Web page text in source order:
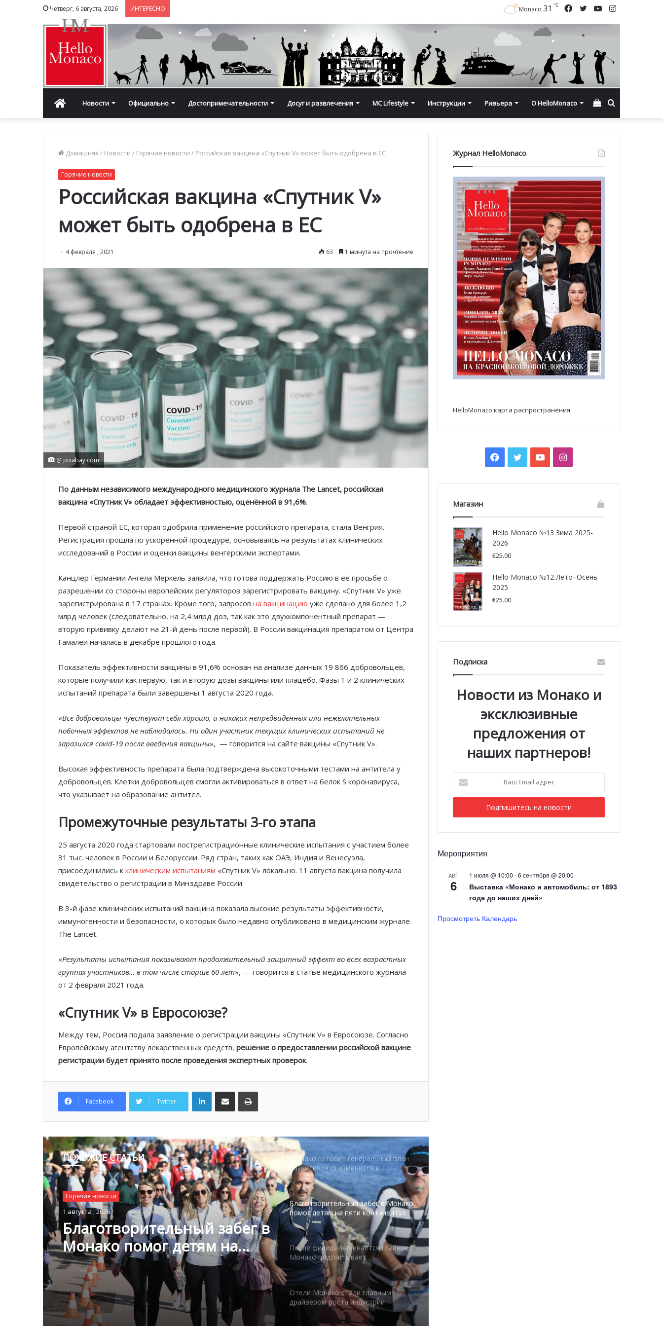
Четверг, 6 августа, 2026 ИНТЕРЕСНО Instagram
YouTube
Twitter
Facebook
Monaco 31 ℃
ГлавнаяНовости Официально Достопримечательности Досуг и развлечения MC Lifestyle Инструкции Ривьера О HelloMonaco Смотреть
корзину
Домашняя / Новости / Горячие новости / Российская вакцина «Спутник V» может быть одобрена в ЕС
Горячие новости
Российская вакцина «Спутник V»
может быть одобрена в ЕС
4 февраля , 2021 63 1 минута на прочтение
@ pixabay.com
По данным независимого международного медицинского журнала The Lancet, российская
вакцина «Спутник V» обладает эффективностью, оценённой в 91,6%.
Первой страной ЕС, которая одобрила применение российского препарата, стала Венгрия.
Регистрация прошла по ускоренной процедуре, основываясь на результатах клинических
исследований в России и оценки вакцины венгерскими экспертами.
Канцлер Германии Ангела Меркель заявила, что готова поддержать Россию в её просьбе о
разрешении со стороны европейских регуляторов зарегистрировать вакцину. «Спутник V» уже
зарегистрирована в 17 странах. Кроме того, запросов на вакцинацию уже сделано для более 1,2
млрд человек (следовательно, на 2,4 млрд доз, так как это двухкомпонентный препарат —
вторую прививку делают на 21-й день после первой). В России вакцинация препаратом от Центра
Гамалеи началась в декабре прошлого года.
Показатель эффективности вакцины в 91,6% основан на анализе данных 19 866 добровольцев,
которые получили как первую, так и вторую дозы вакцины или плацебо. Фазы 1 и 2 клинических
испытаний препарата были завершены 1 августа 2020 года.
«Все добровольцы чувствуют себя хорошо, и никаких непредвиденных или нежелательных
побочных эффектов не наблюдалось. Ни один участник текущих клинических испытаний не
заразился сovid-19 после введения вакцины», — говорится на сайте вакцины «Спутник V».
Высокая эффективность препарата была подтверждена высокоточными тестами на антитела у
добровольцев. Клетки добровольцев смогли активироваться в ответ на белок S коронавируса,
что указывает на образование антител.
Промежуточные результаты 3-го этапа
25 августа 2020 года стартовали пострегистрационные клинические испытания с участием более
31 тыс. человек в России и Белоруссии. Ряд стран, таких как ОАЭ, Индия и Венесуэла,
присоединились к клиническим испытаниям «Спутник V» локально. 11 августа вакцина получила
свидетельство о регистрации в Минздраве России.
В 3-й фазе клинических испытаний вакцина показала высокие результаты эффективности,
иммуногенности и безопасности, о которых было недавно опубликовано в медицинским журнале
The Lancet.
«Результаты испытания показывают продолжительный защитный эффект во всех возрастных
группах участников… в том числе старше 60 лет», — говорится в статье медицинского журнала
от 2 февраля 2021 года.
«Спутник V» в Евросоюзе?
Между тем, Россия подала заявление о регистрации вакцины «Спутник V» в Евросоюзе. Согласно
Европейскому агентству лекарственных средств, решение о предоставлении российской вакцине
регистрации будет принято после проведения экспертных проверок.
Facebook Twitter
LinkedInПоделиться по электронной почте Распечатать
ПОХОЖИЕ СТАТЬИ
Горячие новости
1 августа , 2026
Благотворительный забег в
Монако помог детям на
пяти континентах
Красного Креста Монако
SBM и Be Safe Monaco продлили
с драгоценностями на сумму свыше
€1 млн
От Нью-Йорка до Монако: BIG ART
усиливает безопасность крупных
Монако готовит генеральный план
развития: что изменится в
Княжестве
Благотворительный забег в Монако
помог детям на пяти континентах
После финиша начинается главное:
Монако подсчитывает
экономическую ценность Гран-при
Формулы-1
Отели Монако стали главным
драйвером роста индустрии
гостеприимства
Журнал HelloMonaco
HelloMonaco карта распространения
Facebook
TwitterYouTubeInstagram
Магазин
Hello Monaco №13 Зима 2025-
2026
€25.00
Hello Monaco №12 Лето–Осень
2025
€25.00
Подписка
Новости из Монако и
эксклюзивные
предложения от
наших партнеров!
Email
адрес
Мероприятия
АВГ
6
1 июля @ 10:00 -6 сентября @ 20:00
Выставка «Монако и автомобиль: от 1893
года до наших дней»
Просмотреть Календарь